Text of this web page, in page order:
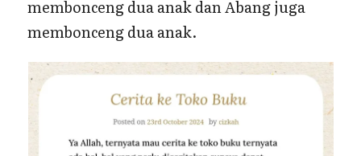
membonceng dua anak dan Abang juga
membonceng dua anak.